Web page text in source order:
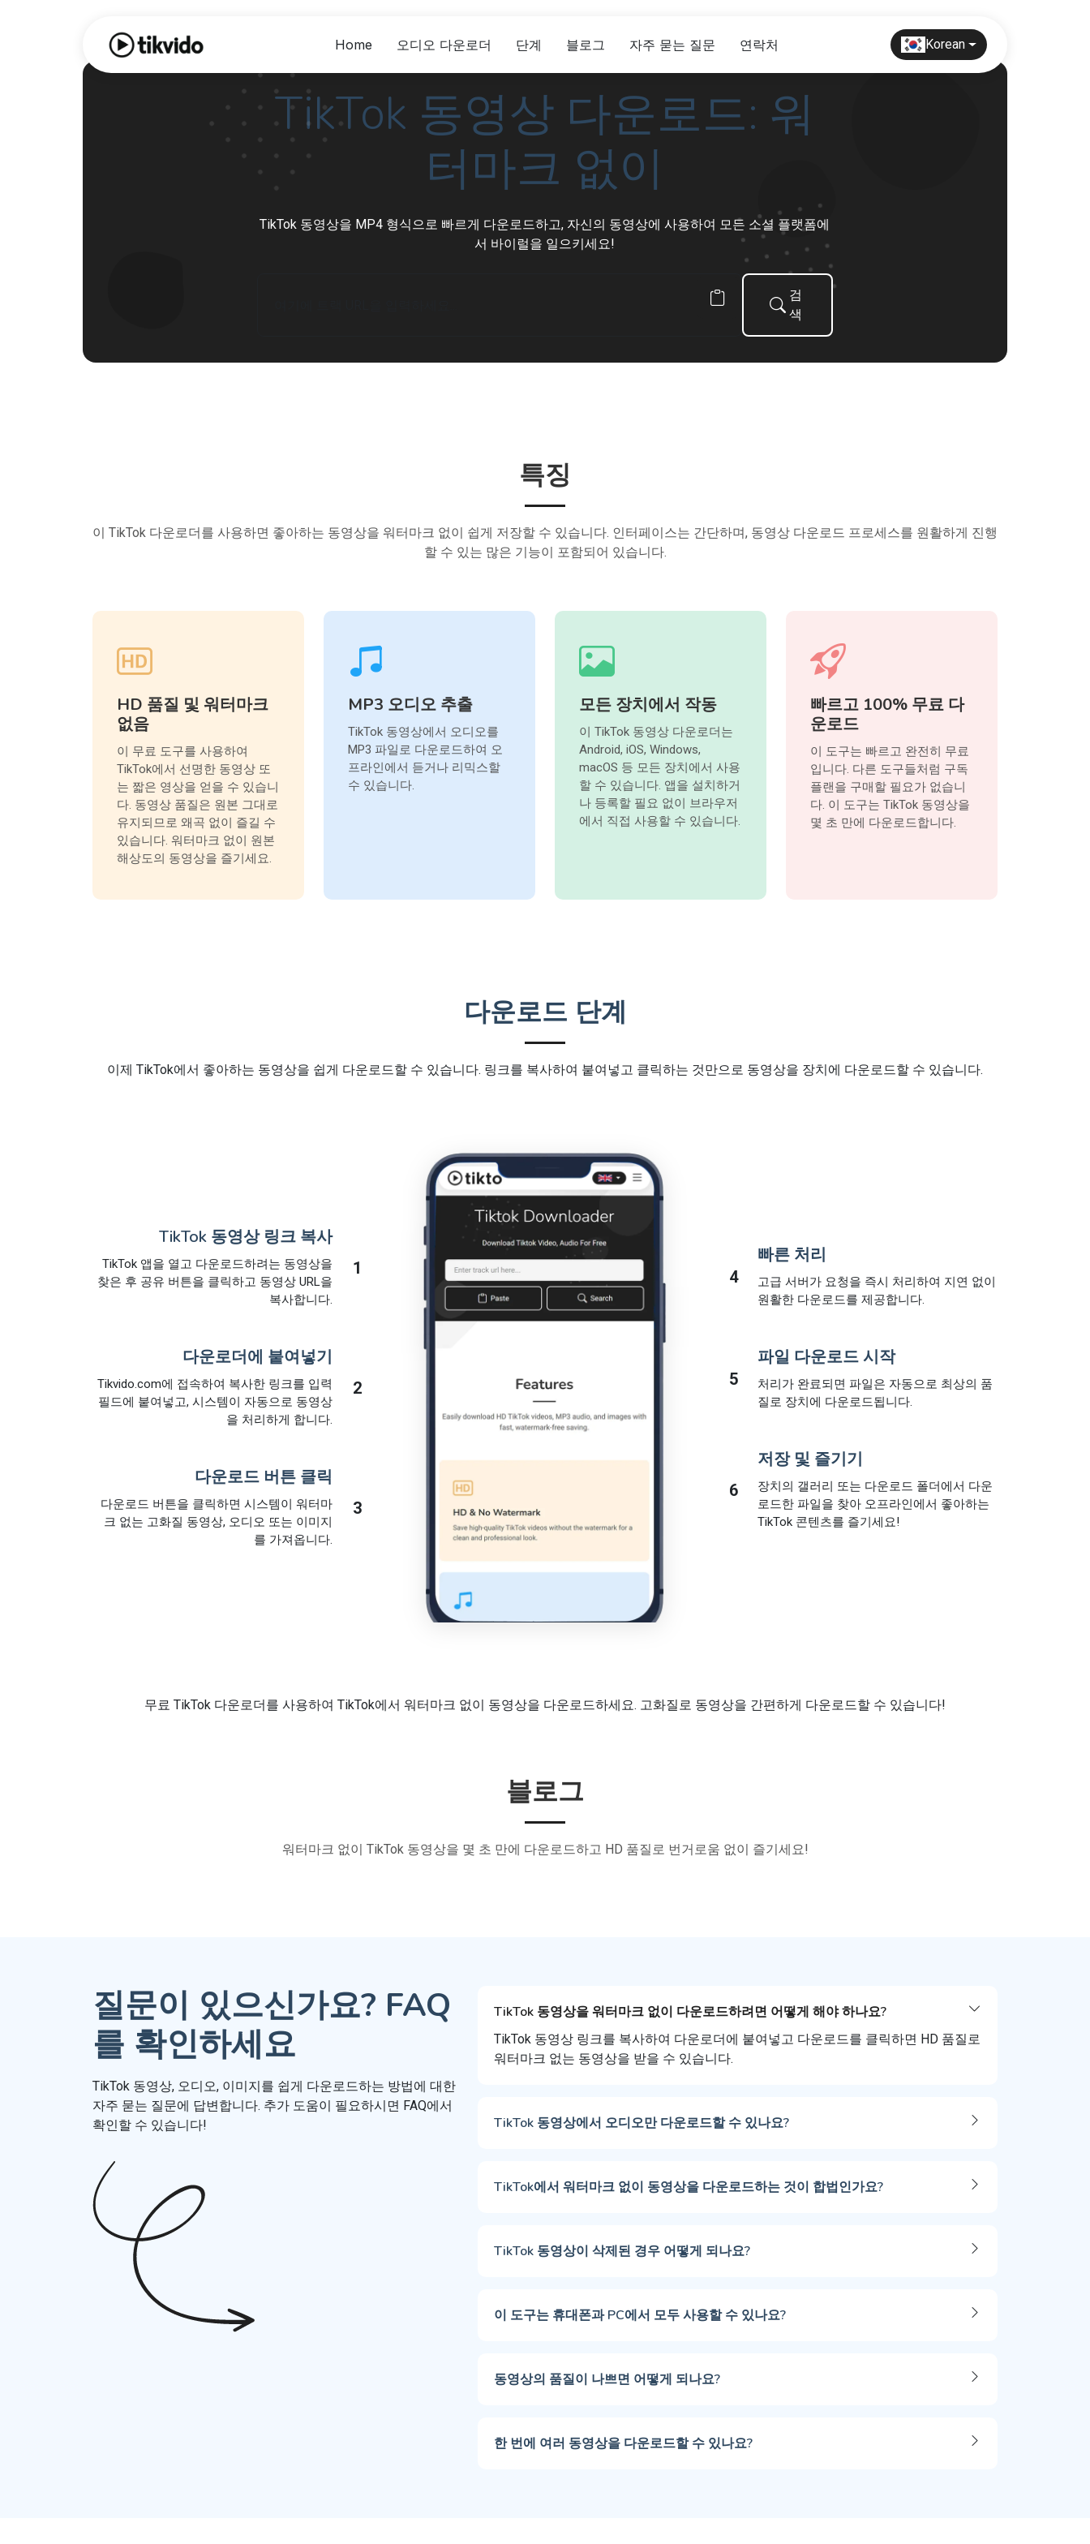
Home 오디오 다운로더 단계 블로그 자주 묻는 질문 연락처 Korean
TikTok 동영상 다운로드: 워
터마크 없이
TikTok 동영상을 MP4 형식으로 빠르게 다운로드하고, 자신의 동영상에 사용하여 모든 소셜 플랫폼에
서 바이럴을 일으키세요!
검
색
특징
이 TikTok 다운로더를 사용하면 좋아하는 동영상을 워터마크 없이 쉽게 저장할 수 있습니다. 인터페이스는 간단하며, 동영상 다운로드 프로세스를 원활하게 진행
할 수 있는 많은 기능이 포함되어 있습니다.
HD 품질 및 워터마크
없음
이 무료 도구를 사용하여
TikTok에서 선명한 동영상 또
는 짧은 영상을 얻을 수 있습니
다. 동영상 품질은 원본 그대로
유지되므로 왜곡 없이 즐길 수
있습니다. 워터마크 없이 원본
해상도의 동영상을 즐기세요.
MP3 오디오 추출
TikTok 동영상에서 오디오를
MP3 파일로 다운로드하여 오
프라인에서 듣거나 리믹스할
수 있습니다.
모든 장치에서 작동
이 TikTok 동영상 다운로더는
Android, iOS, Windows,
macOS 등 모든 장치에서 사용
할 수 있습니다. 앱을 설치하거
나 등록할 필요 없이 브라우저
에서 직접 사용할 수 있습니다.
빠르고 100% 무료 다
운로드
이 도구는 빠르고 완전히 무료
입니다. 다른 도구들처럼 구독
플랜을 구매할 필요가 없습니
다. 이 도구는 TikTok 동영상을
몇 초 만에 다운로드합니다.
다운로드 단계
이제 TikTok에서 좋아하는 동영상을 쉽게 다운로드할 수 있습니다. 링크를 복사하여 붙여넣고 클릭하는 것만으로 동영상을 장치에 다운로드할 수 있습니다.
TikTok 동영상 링크 복사
TikTok 앱을 열고 다운로드하려는 동영상을
찾은 후 공유 버튼을 클릭하고 동영상 URL을
복사합니다.
1
다운로더에 붙여넣기
Tikvido.com에 접속하여 복사한 링크를 입력
필드에 붙여넣고, 시스템이 자동으로 동영상
을 처리하게 합니다.
2
다운로드 버튼 클릭
다운로드 버튼을 클릭하면 시스템이 워터마
크 없는 고화질 동영상, 오디오 또는 이미지
를 가져옵니다.
3
4
빠른 처리
고급 서버가 요청을 즉시 처리하여 지연 없이
원활한 다운로드를 제공합니다.
5
파일 다운로드 시작
처리가 완료되면 파일은 자동으로 최상의 품
질로 장치에 다운로드됩니다.
6
저장 및 즐기기
장치의 갤러리 또는 다운로드 폴더에서 다운
로드한 파일을 찾아 오프라인에서 좋아하는
TikTok 콘텐츠를 즐기세요!
무료 TikTok 다운로더를 사용하여 TikTok에서 워터마크 없이 동영상을 다운로드하세요. 고화질로 동영상을 간편하게 다운로드할 수 있습니다!
블로그
워터마크 없이 TikTok 동영상을 몇 초 만에 다운로드하고 HD 품질로 번거로움 없이 즐기세요!
질문이 있으신가요? FAQ
를 확인하세요
TikTok 동영상, 오디오, 이미지를 쉽게 다운로드하는 방법에 대한
자주 묻는 질문에 답변합니다. 추가 도움이 필요하시면 FAQ에서
확인할 수 있습니다!
TikTok 동영상을 워터마크 없이 다운로드하려면 어떻게 해야 하나요?
TikTok 동영상 링크를 복사하여 다운로더에 붙여넣고 다운로드를 클릭하면 HD 품질로
워터마크 없는 동영상을 받을 수 있습니다.
TikTok 동영상에서 오디오만 다운로드할 수 있나요?
TikTok에서 워터마크 없이 동영상을 다운로드하는 것이 합법인가요?
TikTok 동영상이 삭제된 경우 어떻게 되나요?
이 도구는 휴대폰과 PC에서 모두 사용할 수 있나요?
동영상의 품질이 나쁘면 어떻게 되나요?
한 번에 여러 동영상을 다운로드할 수 있나요?